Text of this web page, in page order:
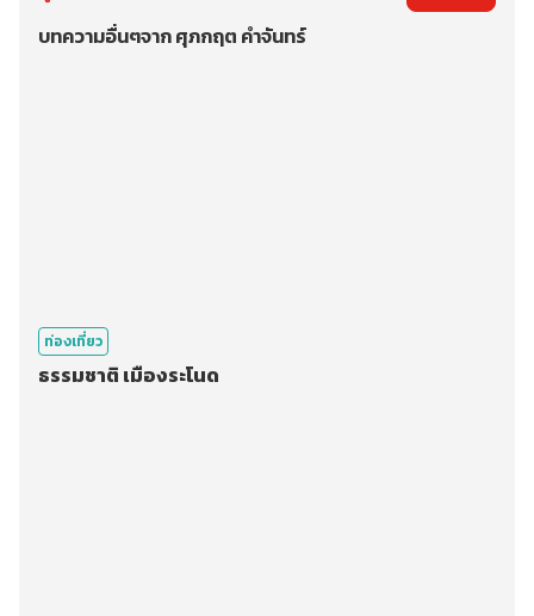
บทความอื่นๆจาก ศุภกฤต คําจันทร์
ท่องเที่ยว
ธรรมชาติ เมืองระโนด